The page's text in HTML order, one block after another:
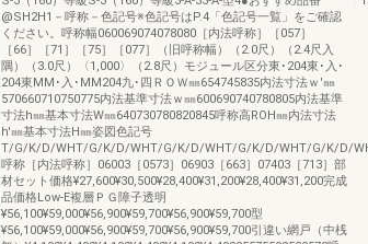
@SH2H1－呼称－色記号※色記号はP.4「色記号一覧」をご確認
ください。呼称幅060069074078080［内法呼称］［057］
［66］［71］［75］［077］（旧呼称幅）（2.0尺）（2.4尺入
隅）（3.0尺）〈1,000〉（2.8尺）モジュール区分東･204東･入･
204東MM･入･MM204九･四ＲＯＷ㎜654745835内法寸法ｗ'㎜
570660710750775内法基準寸法ｗ㎜600690740780805内法基準
寸法h㎜基本寸法W㎜640730780820845呼称高ROH㎜内法寸法
h'㎜基本寸法H㎜姿図色記号
T/G/K/D/WHT/G/K/D/WHT/G/K/D/WHT/G/K/D/WHT/G/K/D/
呼称［内法呼称］06003［0573］06903［663］07403［713］部
材セット価格¥27,600¥30,500¥28,400¥31,200¥28,400¥31,200完成
品価格Low-E複層ＰＧ障子透明
¥56,100¥59,000¥56,900¥59,700¥56,900¥59,700型
¥56,100¥59,000¥56,900¥59,700¥56,900¥59,700引違い網戸（中桟